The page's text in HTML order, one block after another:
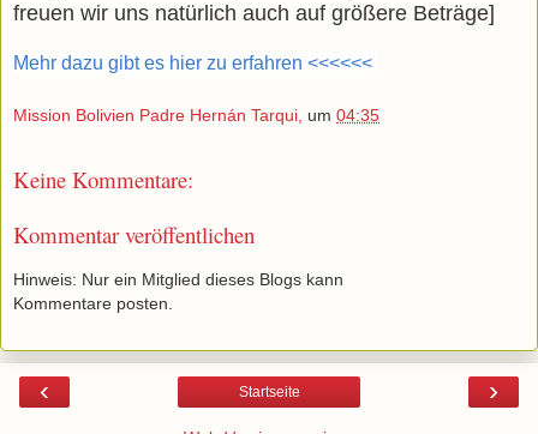
freuen wir uns natürlich auch auf größere Beträge]
Mehr dazu gibt es hier zu erfahren <<<<<<
Mission Bolivien Padre Hernán Tarqui, um 04:35
Keine Kommentare:
Kommentar veröffentlichen
Hinweis: Nur ein Mitglied dieses Blogs kann
Kommentare posten.
‹ ›
Startseite